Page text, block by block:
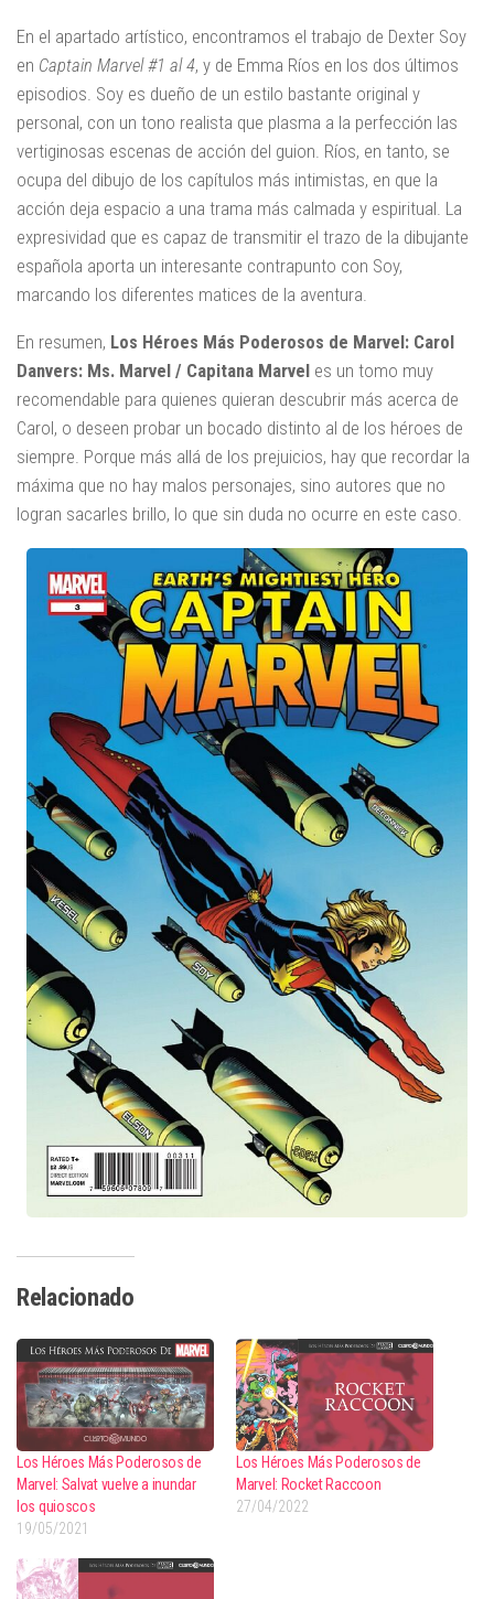
En el apartado artístico, encontramos el trabajo de Dexter Soy
en Captain Marvel #1 al 4, y de Emma Ríos en los dos últimos
episodios. Soy es dueño de un estilo bastante original y
personal, con un tono realista que plasma a la perfección las
vertiginosas escenas de acción del guion. Ríos, en tanto, se
ocupa del dibujo de los capítulos más intimistas, en que la
acción deja espacio a una trama más calmada y espiritual. La
expresividad que es capaz de transmitir el trazo de la dibujante
española aporta un interesante contrapunto con Soy,
marcando los diferentes matices de la aventura.
En resumen, Los Héroes Más Poderosos de Marvel: Carol
Danvers: Ms. Marvel / Capitana Marvel es un tomo muy
recomendable para quienes quieran descubrir más acerca de
Carol, o deseen probar un bocado distinto al de los héroes de
siempre. Porque más allá de los prejuicios, hay que recordar la
máxima que no hay malos personajes, sino autores que no
logran sacarles brillo, lo que sin duda no ocurre en este caso.
Relacionado
Los Héroes Más Poderosos de
Marvel: Salvat vuelve a inundar
los quioscos
19/05/2021
Los Héroes Más Poderosos de
Marvel: Rocket Raccoon
27/04/2022